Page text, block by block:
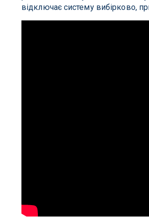
відключає систему вибірково,